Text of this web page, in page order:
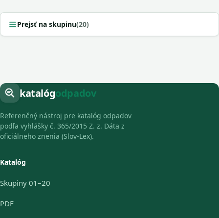
Prejsť na skupinu(20)
katalógodpadov
Referenčný nástroj pre katalóg odpadov
podľa vyhlášky č. 365/2015 Z. z. Dáta z
oficiálneho znenia (Slov-Lex).
Katalóg
Skupiny 01–20
PDF